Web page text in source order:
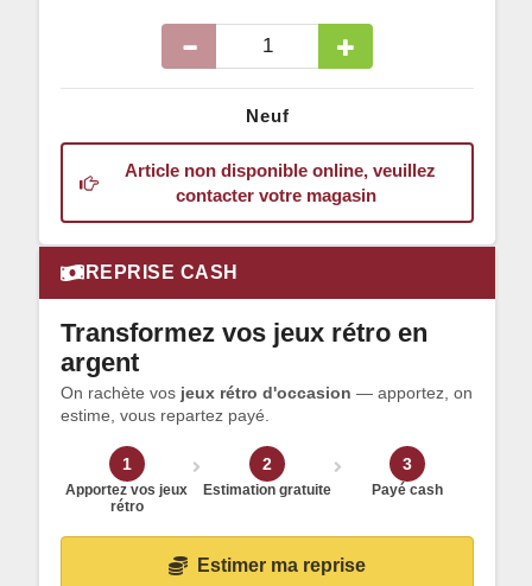
Neuf
Article non disponible online, veuillez
contacter votre magasin
REPRISE CASH
Transformez vos jeux rétro en
argent
On rachète vos jeux rétro d'occasion — apportez, on
estime, vous repartez payé.
1
Apportez vos jeux
rétro
2
Estimation gratuite
3
Payé cash
Estimer ma reprise